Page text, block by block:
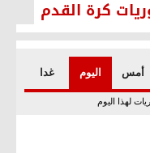
كرة القدم